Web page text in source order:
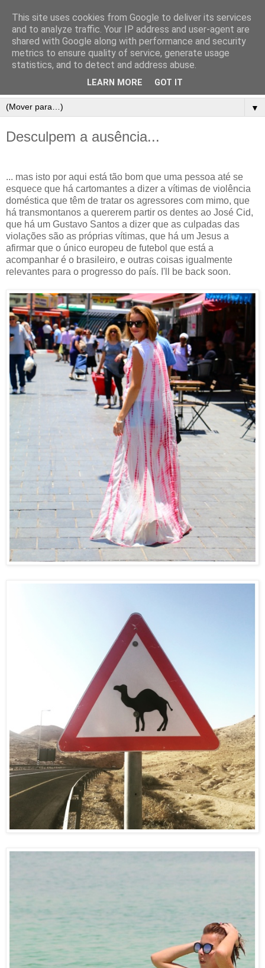
▼
Desculpem a ausência...
... mas isto por aqui está tão bom que uma pessoa até se
esquece que há cartomantes a dizer a vítimas de violência
doméstica que têm de tratar os agressores com mimo, que
há transmontanos a quererem partir os dentes ao José Cid,
que há um Gustavo Santos a dizer que as culpadas das
violações são as próprias vítimas, que há um Jesus a
afirmar que o único europeu de futebol que está a
acompanhar é o brasileiro, e outras coisas igualmente
relevantes para o progresso do país. I'll be back soon.
This site uses cookies from Google to deliver its services
and to analyze traffic. Your IP address and user-agent are
shared with Google along with performance and security
metrics to ensure quality of service, generate usage
statistics, and to detect and address abuse.
LEARN MORE GOT IT